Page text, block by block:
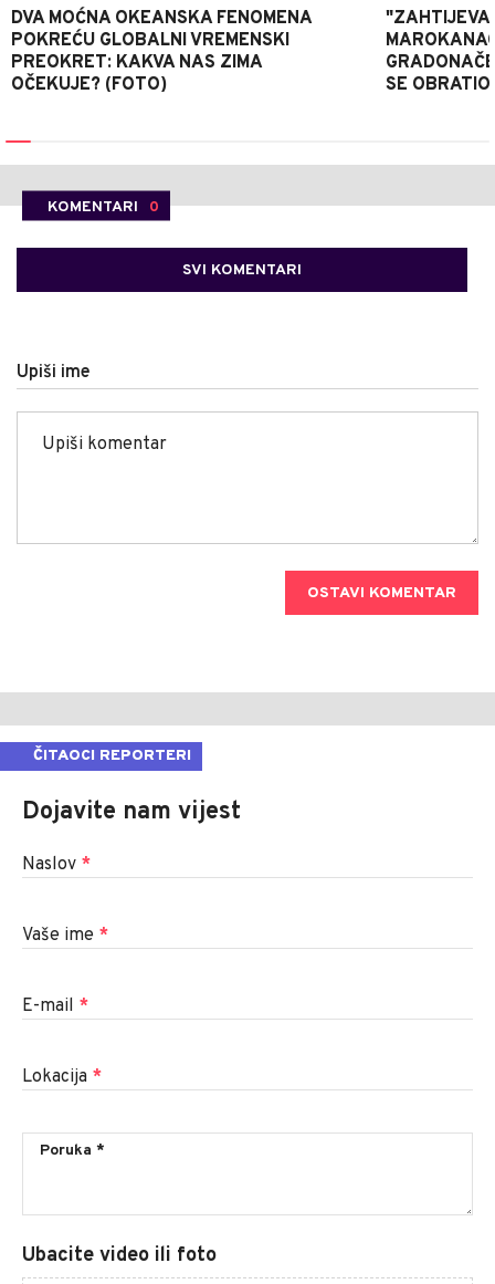
DVA MOĆNA OKEANSKA FENOMENA
POKREĆU GLOBALNI VREMENSKI
PREOKRET: KAKVA NAS ZIMA
OČEKUJE? (FOTO)
SE
KOMENTARI 0
SVI KOMENTARI
Upiši ime
OSTAVI KOMENTAR
ČITAOCI REPORTERI
Dojavite nam vijest
Naslov *
Vaše ime *
E-mail *
Lokacija *
Ubacite video ili foto